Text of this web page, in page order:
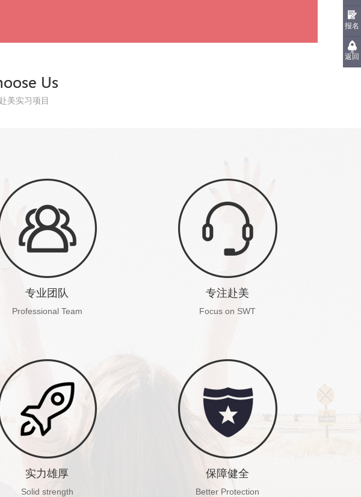
美实习项目
专业团队
Professional Team
西米创始团队成员
多参加过赴美实习项目
或在美国工作学习多年
经验丰富且认真负责
专注赴美
Focus on SWT
只专注赴美实习项目
专业源于专注
赴美实习我们足够专注
实力雄厚
Solid strength
保障健全
Better Protection
报名
返回